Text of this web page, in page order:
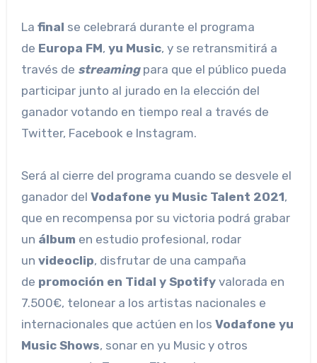
La final se celebrará durante el programa
de Europa FM, yu Music, y se retransmitirá a
través de streamingpara que el público pueda
participar junto al jurado en la elección del
ganador votando en tiempo real a través de
Twitter, Facebook e Instagram.
Será al cierre del programa cuando se desvele el
ganador del Vodafone yu Music Talent 2021,
que en recompensa por su victoria podrá grabar
un álbum en estudio profesional, rodar
un videoclip, disfrutar de una campaña
de promoción en Tidal y Spotifyvalorada en
7.500€, telonear a los artistas nacionales e
internacionales que actúen en los Vodafone yu
Music Shows, sonar en yu Music y otros